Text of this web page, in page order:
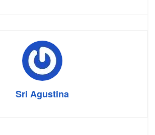
Sri Agustina